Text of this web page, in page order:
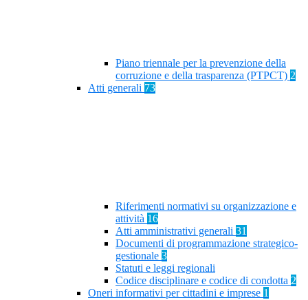
Piano triennale per la prevenzione della
corruzione e della trasparenza (PTPCT) 2
Atti generali 73
Riferimenti normativi su organizzazione e
attività 16
Atti amministrativi generali 31
Documenti di programmazione strategico-
gestionale 3
Statuti e leggi regionali
Codice disciplinare e codice di condotta 2
Oneri informativi per cittadini e imprese 1